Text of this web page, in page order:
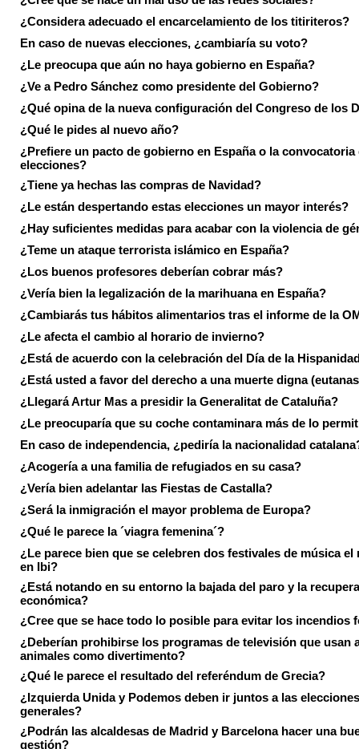
¿Considera adecuado el encarcelamiento de los titiriteros?
En caso de nuevas elecciones, ¿cambiaría su voto?
¿Le preocupa que aún no haya gobierno en España?
¿Ve a Pedro Sánchez como presidente del Gobierno?
¿Qué opina de la nueva configuración del Congreso de los
¿Qué le pides al nuevo año?
¿Prefiere un pacto de gobierno en España o la convocatoria
elecciones?
¿Tiene ya hechas las compras de Navidad?
¿Le están despertando estas elecciones un mayor interés?
¿Hay suficientes medidas para acabar con la violencia de
¿Teme un ataque terrorista islámico en España?
¿Los buenos profesores deberían cobrar más?
¿Vería bien la legalización de la marihuana en España?
¿Cambiarás tus hábitos alimentarios tras el informe de la
¿Le afecta el cambio al horario de invierno?
¿Está de acuerdo con la celebración del Día de la
¿Está usted a favor del derecho a una muerte digna
¿Llegará Artur Mas a presidir la Generalitat de Cataluña?
¿Le preocuparía que su coche contaminara más de lo
En caso de independencia, ¿pediría la nacionalidad
¿Acogería a una familia de refugiados en su casa?
¿Vería bien adelantar las Fiestas de Castalla?
¿Será la inmigración el mayor problema de Europa?
¿Qué le parece la ´viagra femenina´?
¿Le parece bien que se celebren dos festivales de música el
en Ibi?
¿Está notando en su entorno la bajada del paro y la
económica?
¿Cree que se hace todo lo posible para evitar los incendios
¿Deberían prohibirse los programas de televisión que usan
animales como divertimento?
¿Qué le parece el resultado del referéndum de Grecia?
¿Izquierda Unida y Podemos deben ir juntos a las elecciones
generales?
¿Podrán las alcaldesas de Madrid y Barcelona hacer una
gestión?